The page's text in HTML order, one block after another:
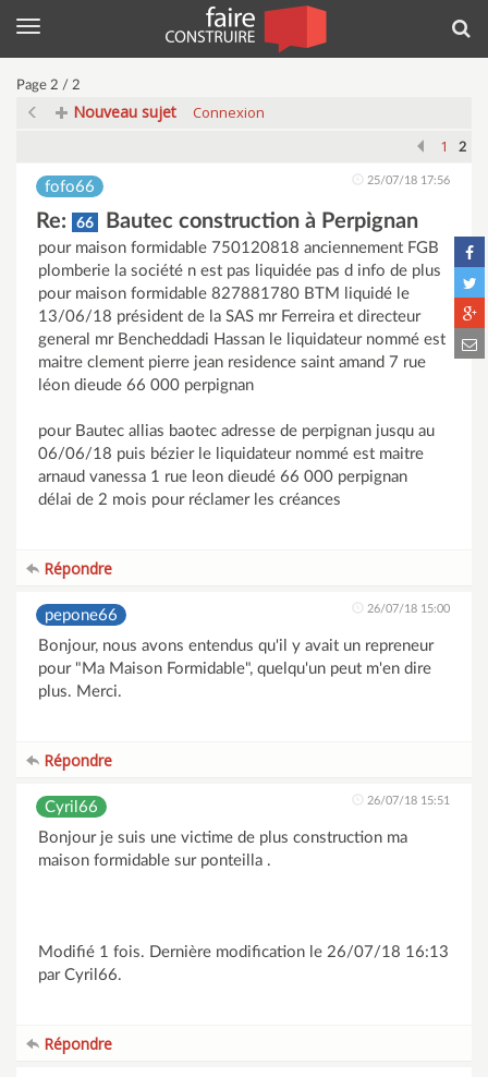
Menu
Page 2 / 2
Nouveau sujet
Connexion
1
2
fofo66 25/07/18 17:56
Re: 66 Bautec construction à Perpignan
pour maison formidable 750120818 anciennement FGB
plomberie la société n est pas liquidée pas d info de plus
pour maison formidable 827881780 BTM liquidé le
13/06/18 président de la SAS mr Ferreira et directeur
general mr Bencheddadi Hassan le liquidateur nommé est
maitre clement pierre jean residence saint amand 7 rue
léon dieude 66 000 perpignan
pour Bautec allias baotec adresse de perpignan jusqu au
06/06/18 puis bézier le liquidateur nommé est maitre
arnaud vanessa 1 rue leon dieudé 66 000 perpignan
délai de 2 mois pour réclamer les créances
Répondre
pepone66 26/07/18 15:00
Bonjour, nous avons entendus qu'il y avait un repreneur
pour "Ma Maison Formidable", quelqu'un peut m'en dire
plus. Merci.
Répondre
Cyril66 26/07/18 15:51
Bonjour je suis une victime de plus construction ma
maison formidable sur ponteilla .
Modifié 1 fois. Dernière modification le 26/07/18 16:13
par Cyril66.
Répondre